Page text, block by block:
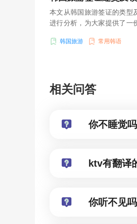
本文从韩国旅游签证的类型
进行分析，为大家提供了一
韩国旅游 常用韩语
相关问答
你不睡觉
ktv有翻译
你听不见